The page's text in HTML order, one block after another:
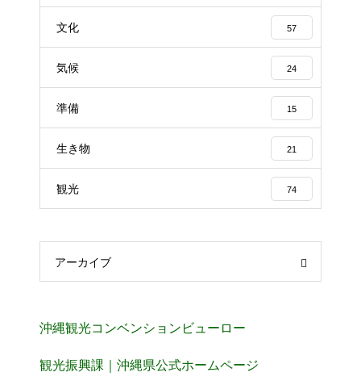
文化 57
気候 24
準備 15
生き物 21
観光 74
アーカイブ
沖縄観光コンベンションビューロー
観光振興課｜沖縄県公式ホームページ